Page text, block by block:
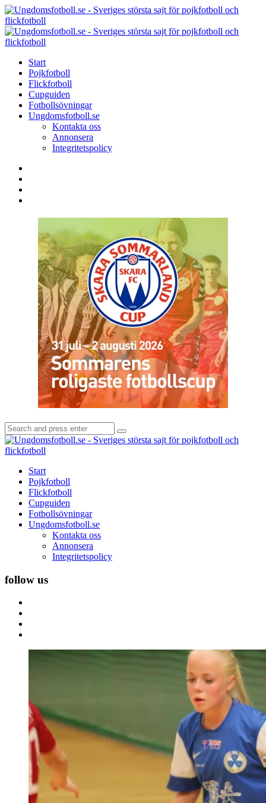
Menu
Search
Menu
Start
Pojkfotboll
Flickfotboll
Cupguiden
Fotbollsövningar
Ungdomsfotboll.se
Kontakta oss
Annonsera
Integritetspolicy
Search
for:
Search
Start
Pojkfotboll
Flickfotboll
Cupguiden
Fotbollsövningar
Ungdomsfotboll.se
Kontakta oss
Annonsera
Integritetspolicy
follow us